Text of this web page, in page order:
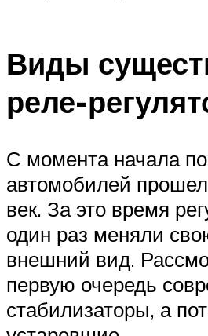
​Виды
реле-
С момента начала
автомобилей
век. За это время
один раз меняли
внешний вид.
первую очередь
стабилизаторы, а